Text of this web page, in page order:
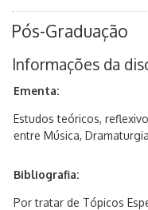
Pós-Graduação
Informações da
Ementa:
Estudos teóricos,
entre Música,
Bibliografia:
Por tratar de Tópicos